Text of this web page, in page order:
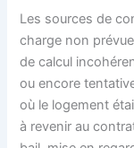
Les sources de
charge non
de calcul
ou encore
où le logement
à revenir au